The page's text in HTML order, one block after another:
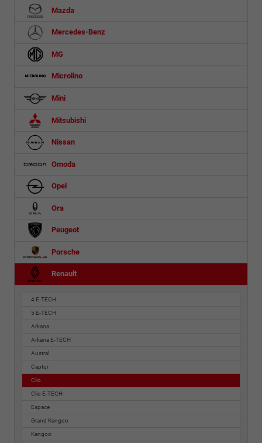
Mazda
Mercedes-Benz
MG
Microlino
Mini
Mitsubishi
Nissan
Omoda
Opel
Ora
Peugeot
Porsche
Renault
4 E-TECH
5 E-TECH
Arkana
Arkana E-TECH
Austral
Captur
Clio
Clio E-TECH
Espace
Grand Kangoo
Kangoo